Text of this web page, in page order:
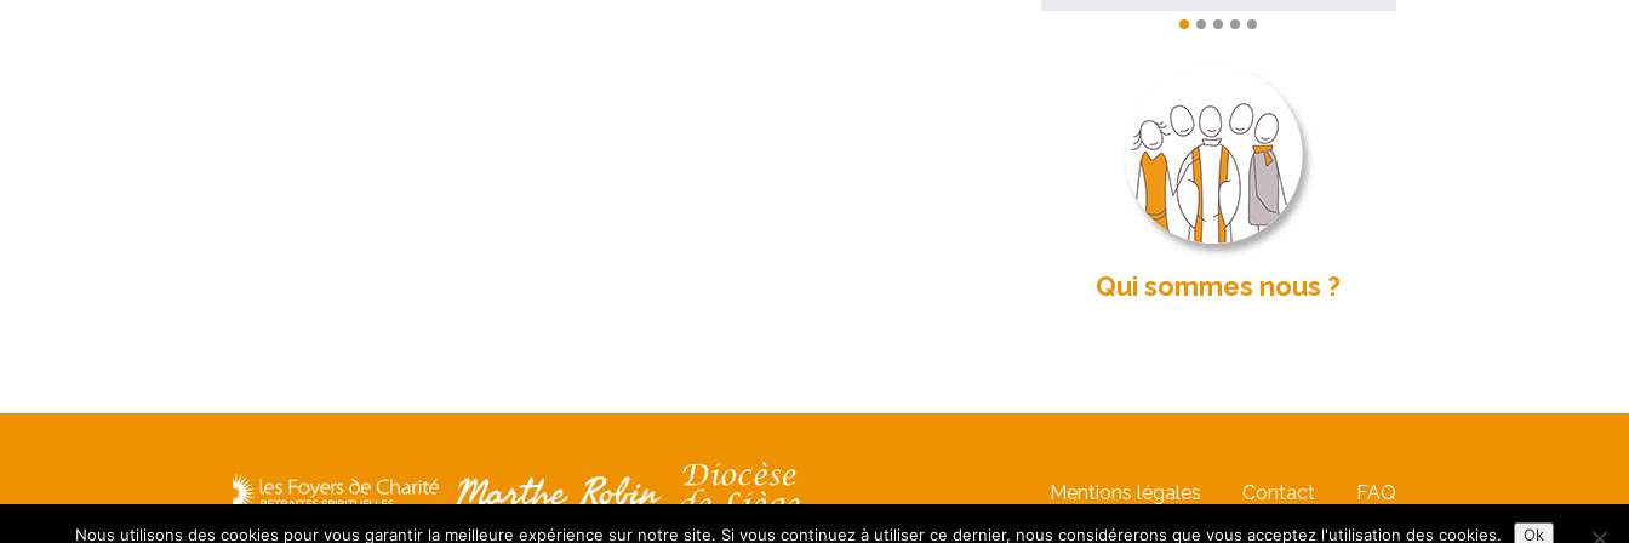
Qui sommes nous ?
Mentions légales Contact FAQ
Nous utilisons des cookies pour vous garantir la meilleure expérience sur notre site. Si vous continuez à utiliser ce dernier, nous considérerons que vous acceptez l'utilisation des cookies. Ok